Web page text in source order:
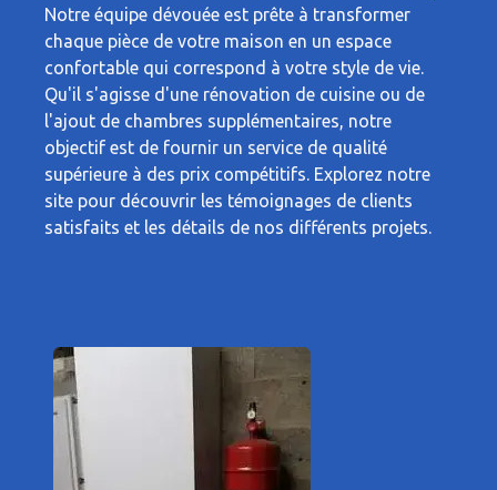
Notre équipe dévouée est prête à transformer
chaque pièce de votre maison en un espace
confortable qui correspond à votre style de vie.
Qu'il s'agisse d'une rénovation de cuisine ou de
l'ajout de chambres supplémentaires, notre
objectif est de fournir un service de qualité
supérieure à des prix compétitifs. Explorez notre
site pour découvrir les témoignages de clients
satisfaits et les détails de nos différents projets.